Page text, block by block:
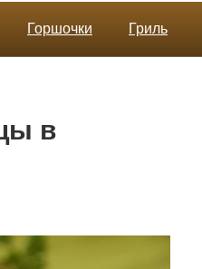
Горшочки Гриль
в